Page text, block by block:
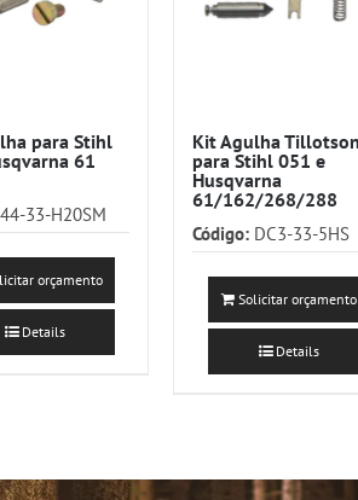
para Stihl
61
44-33-H20SM
orçamento
Details
Kit Agulha Tillotson
para Stihl 051 e
Husqvarna
61/162/268/288
Código: DC3-33-5HS
Solicitar orçamento
Details